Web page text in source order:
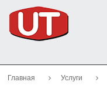
Главная Услуги